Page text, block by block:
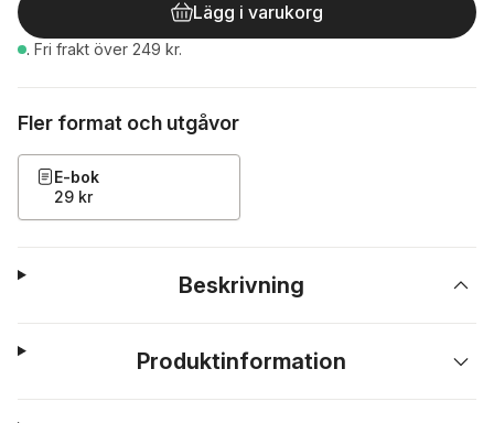
Lägg i varukorg
. Fri frakt över 249 kr.
Fler format och utgåvor
E-bok
29 kr
Beskrivning
Produktinformation